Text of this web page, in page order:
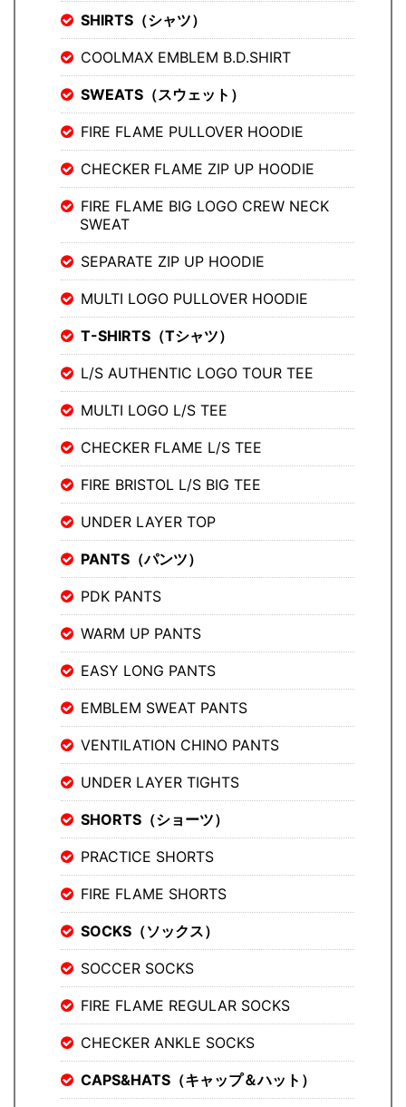
SHIRTS（シャツ）
COOLMAX EMBLEM B.D.SHIRT
SWEATS（スウェット）
FIRE FLAME PULLOVER HOODIE
CHECKER FLAME ZIP UP HOODIE
FIRE FLAME BIG LOGO CREW NECK
SWEAT
SEPARATE ZIP UP HOODIE
MULTI LOGO PULLOVER HOODIE
T-SHIRTS（Tシャツ）
L/S AUTHENTIC LOGO TOUR TEE
MULTI LOGO L/S TEE
CHECKER FLAME L/S TEE
FIRE BRISTOL L/S BIG TEE
UNDER LAYER TOP
PANTS（パンツ）
PDK PANTS
WARM UP PANTS
EASY LONG PANTS
EMBLEM SWEAT PANTS
VENTILATION CHINO PANTS
UNDER LAYER TIGHTS
SHORTS（ショーツ）
PRACTICE SHORTS
FIRE FLAME SHORTS
SOCKS（ソックス）
SOCCER SOCKS
FIRE FLAME REGULAR SOCKS
CHECKER ANKLE SOCKS
CAPS&HATS（キャップ＆ハット）